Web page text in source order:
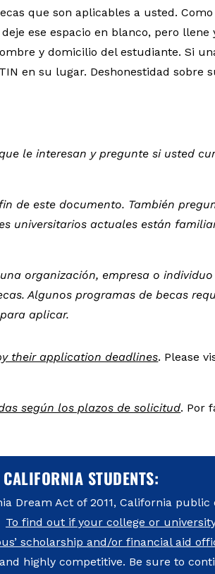
que son aplicables a usted.
ese espacio en blanco, pero
y domicilio del estudiante. Si
en su lugar. Deshonestidad
le interesan y pregunte si usted
de este documento. También
universitarios actuales están
organización, empresa o
Algunos programas de becas
aplicar.
their application deadlines. Please
según los plazos de solicitud. Por
CALIFORNIA STUDENTS:
Dream Act of 2011, California
To find out if your college or
scholarship and/or financial aid
highly competitive. Be sure to